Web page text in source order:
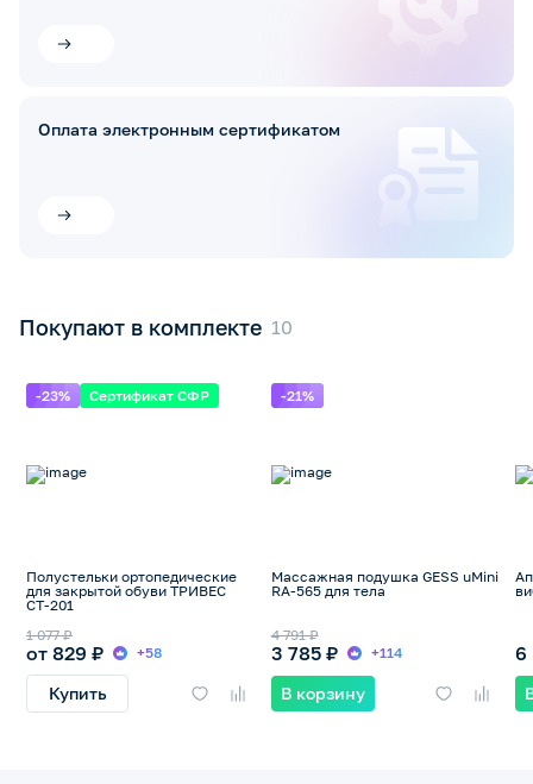
Оплата электронным сертификатом
Покупают в комплекте
-23% Сертификат СФР
Полустельки ортопедические
для закрытой обуви ТРИВЕС
СТ-201
от 829 ₽
1 077 ₽
+58
Купить
-21%
Массажная подушка GESS uMini
RA-565 для тела
3 785 ₽
4 791 ₽
+114
В корзину
6